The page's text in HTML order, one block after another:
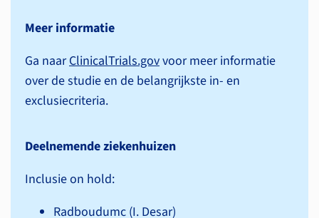
Meer informatie
Ga naarClinicalTrials.govvoor meer informatie
over de studie en de belangrijkste in- en
exclusiecriteria.
Deelnemende ziekenhuizen
Inclusie on hold:
Radboudumc (I. Desar)